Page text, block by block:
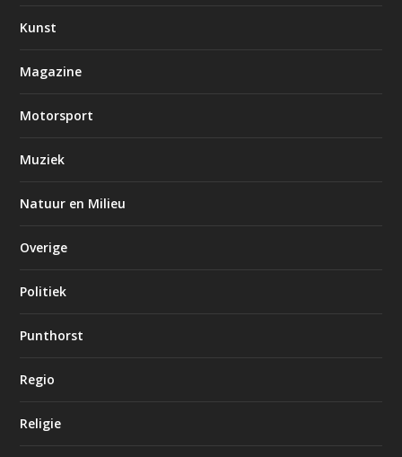
Kunst
Magazine
Motorsport
Muziek
Natuur en Milieu
Overige
Politiek
Punthorst
Regio
Religie